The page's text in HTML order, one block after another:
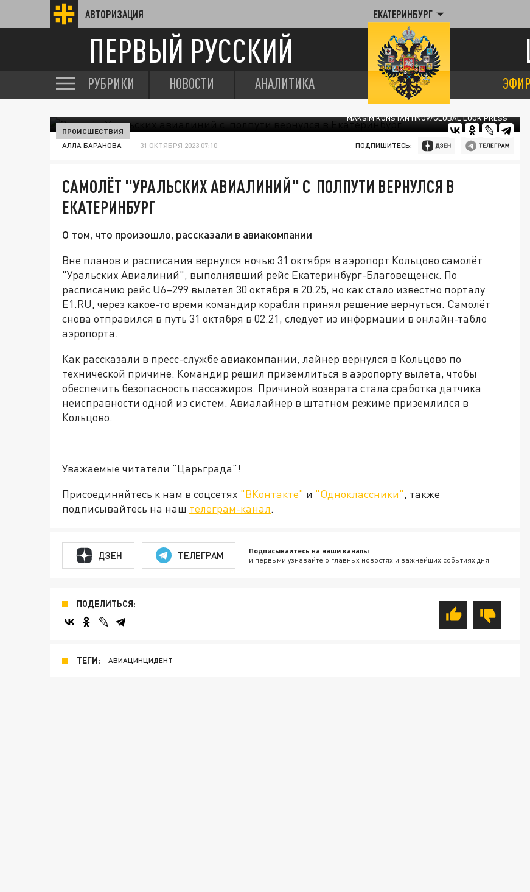
АВТОРИЗАЦИЯ ЕКАТЕРИНБУРГ
ПЕРВЫЙ РУССКИЙ
РУБРИКИ НОВОСТИ АНАЛИТИКА ЭФИР
MAKSIM KONSTANTINOV/GLOBAL LOOK PRESS
ПРОИСШЕСТВИЯ
АЛЛА БАРАНОВА 31 ОКТЯБРЯ 2023 07:10 ПОДПИШИТЕСЬ:
САМОЛЁТ "УРАЛЬСКИХ АВИАЛИНИЙ" С ПОЛПУТИ ВЕРНУЛСЯ В
ЕКАТЕРИНБУРГ
О том, что произошло, рассказали в авиакомпании
Вне планов и расписания вернулся ночью 31 октября в аэропорт Кольцово самолёт
"Уральских Авиалиний", выполнявший рейс Екатеринбург-Благовещенск. По
расписанию рейс U6–299 вылетел 30 октября в 20.25, но как стало известно порталу
E1.RU, через какое-то время командир корабля принял решение вернуться. Самолёт
снова отправился в путь 31 октября в 02.21, следует из информации в онлайн-табло
аэропорта.
Как рассказали в пресс-службе авиакомпании, лайнер вернулся в Кольцово по
технической причине. Командир решил приземлиться в аэропорту вылета, чтобы
обеспечить безопасность пассажиров. Причиной возврата стала сработка датчика
неисправности одной из систем. Авиалайнер в штатном режиме приземлился в
Кольцово.
Уважаемые читатели "Царьграда"!
Присоединяйтесь к нам в соцсетях "ВКонтакте" и "Одноклассники", также
подписывайтесь на наш телеграм-канал.
ДЗЕН ТЕЛЕГРАМ Подписывайтесь на наши каналы
и первыми узнавайте о главных новостях и важнейших событиях дня.
ПОДЕЛИТЬСЯ:
ТЕГИ: АВИАЦИНЦИДЕНТ